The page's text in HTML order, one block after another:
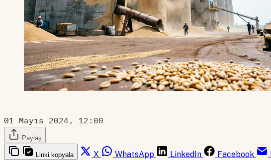
01 Mayıs 2024, 12:00
Paylaş
Linki kopyala X WhatsApp LinkedIn Facebook